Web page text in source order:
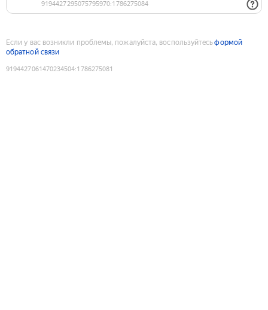
Если у вас возникли проблемы, пожалуйста, воспользуйтесьформой
обратной связи
9194427061470234504:1786275081